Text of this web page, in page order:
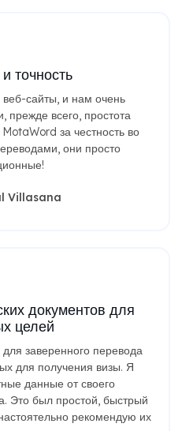
точность
сайты, и нам очень
прежде всего, простота
за честность во
они просто
Villasana
документов для
целей
заверенного перевода
для получения визы. Я
данные от своего
Это был простой, быстрый
рекомендую их